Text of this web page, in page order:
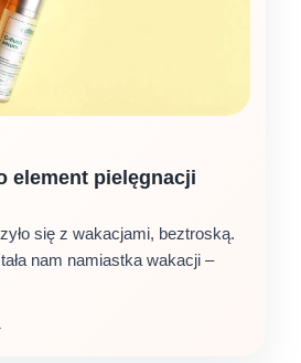
element pielęgnacji
się z wakacjami, beztroską.
nam namiastka wakacji –